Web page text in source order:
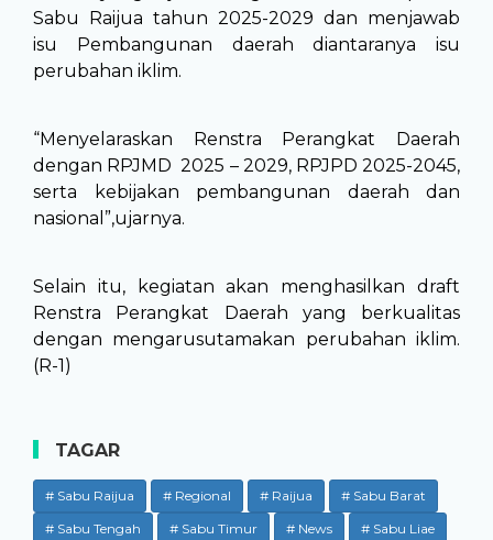
Sabu Raijua tahun 2025-2029 dan menjawab
isu Pembangunan daerah diantaranya isu
perubahan iklim.
“Menyelaraskan Renstra Perangkat Daerah
dengan RPJMD 2025 – 2029, RPJPD 2025-2045,
serta kebijakan pembangunan daerah dan
nasional”,ujarnya.
Selain itu, kegiatan akan menghasilkan draft
Renstra Perangkat Daerah yang berkualitas
dengan mengarusutamakan perubahan iklim.
(R-1)
TAGAR
# Sabu Raijua # Regional # Raijua
# Sabu Barat
# Sabu Tengah
# Sabu Timur # News # Sabu Liae